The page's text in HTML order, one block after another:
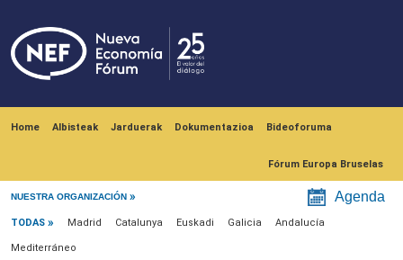
Home Albisteak Jarduerak Dokumentazioa Bideoforuma
Fórum Europa Bruselas
NUESTRA ORGANIZACIÓN Agenda
Menú noticias
TODAS Madrid Catalunya Euskadi Galicia Andalucía
Mediterráneo